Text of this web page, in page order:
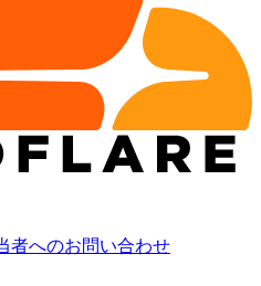
者へのお問い合わせ